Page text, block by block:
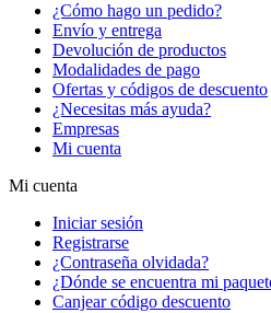
¿Cómo hago un pedido?
Envío y entrega
Devolución de productos
Modalidades de pago
Ofertas y códigos de descuento
¿Necesitas más ayuda?
Empresas
Mi cuenta
Mi cuenta
Iniciar sesión
Registrarse
¿Contraseña olvidada?
¿Dónde se encuentra mi
Canjear código descuento